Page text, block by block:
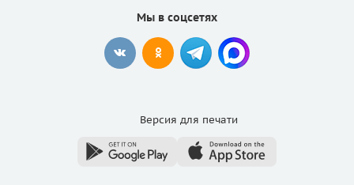
Мы в соцсетях
Версия для печати